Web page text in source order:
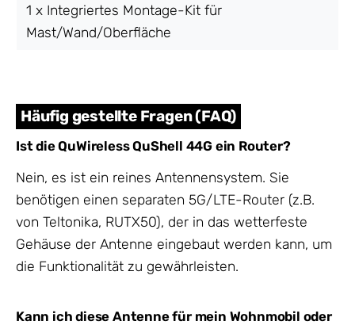
1 x Integriertes Montage-Kit für
Mast/Wand/Oberfläche
Häufig gestellte Fragen (FAQ)
Ist die QuWireless QuShell 44G ein Router?
Nein, es ist ein reines Antennensystem. Sie
benötigen einen separaten 5G/LTE-Router (z.B.
von Teltonika, RUTX50), der in das wetterfeste
Gehäuse der Antenne eingebaut werden kann, um
die Funktionalität zu gewährleisten.
Kann ich diese Antenne für mein Wohnmobil oder